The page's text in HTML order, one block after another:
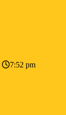
7:52 pm